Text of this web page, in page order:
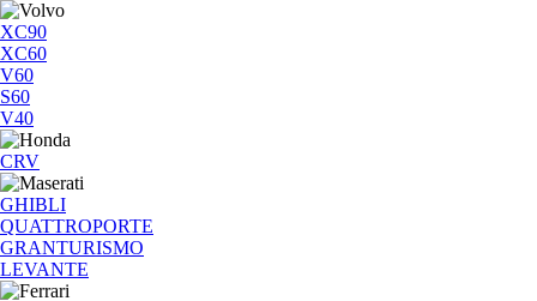
XC90
XC60
V60
S60
V40
CRV
GHIBLI
QUATTROPORTE
GRANTURISMO
LEVANTE